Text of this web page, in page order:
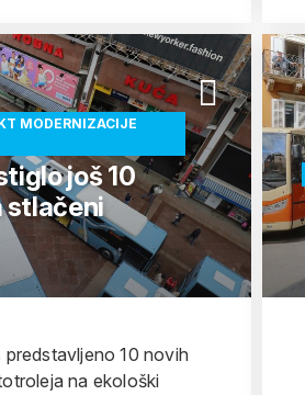
MODERNIZACIJE
još 10
stlačeni
predstavljeno 10 novih
na ekološki